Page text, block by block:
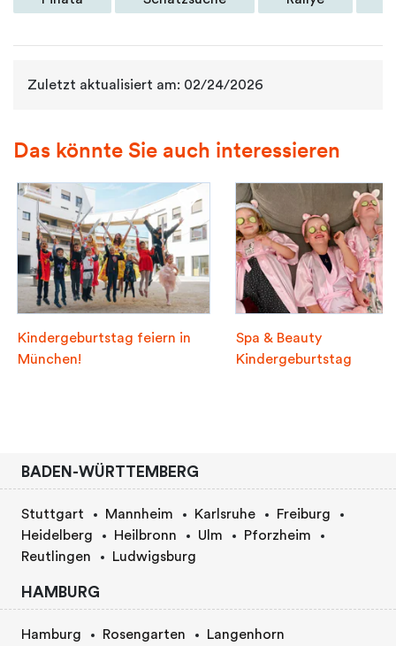
Zuletzt aktualisiert am: 02/24/2026
Das könnte Sie auch interessieren
Kindergeburtstag feiern in
München!
Spa & Beauty
Kindergeburtstag
BADEN-WÜRTTEMBERG
Stuttgart Mannheim Karlsruhe
Freiburg
Heidelberg
Heilbronn Ulm
Pforzheim
Reutlingen
Ludwigsburg
HAMBURG
Hamburg Rosengarten Langenhorn